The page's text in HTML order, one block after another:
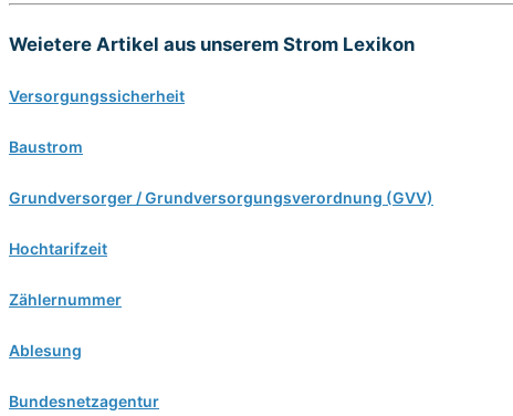
Weietere Artikel aus unserem Strom Lexikon
Versorgungssicherheit
Baustrom
Grundversorger / Grundversorgungsverordnung (GVV)
Hochtarifzeit
Zählernummer
Ablesung
Bundesnetzagentur